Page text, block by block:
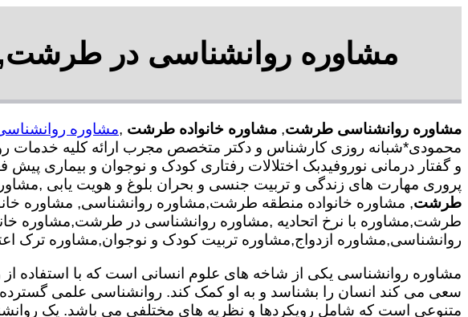
مشاوره روانشناسی در
مشاوره روانشناسی طرشت, مشاوره خانواده طرشت ,مشاوره
محمودی*شبانه روزی کارشناس و دکتر متخصص مجرب ارائه کلیه خدمات
و گفتار درمانی نوروفیدبک اختلالات رفتاری کودک و نوجوان و بیماری
پروری مهارت های زندگی و تربیت جنسی و بحران بلوغ و هویت یابی
طرشت, مشاوره خانواده منطقه طرشت,مشاوره روانشناسی, مشاوره
طرشت,مشاوره با نرخ اتحادیه ,مشاوره روانشناسی در طرشت,مشاوره
روانشناسی,مشاوره ازدواج,مشاوره تربیت کودک و نوجوان,مشاوره ترک
مشاوره روانشناسی یکی از شاخه های علوم انسانی است که با استفاده
سعی می کند انسان را بشناسد و به او کمک کند. روانشناسی علمی گسترده
متنوعی است که شامل رویکردها و نظریه های مختلفی می باشد. یک